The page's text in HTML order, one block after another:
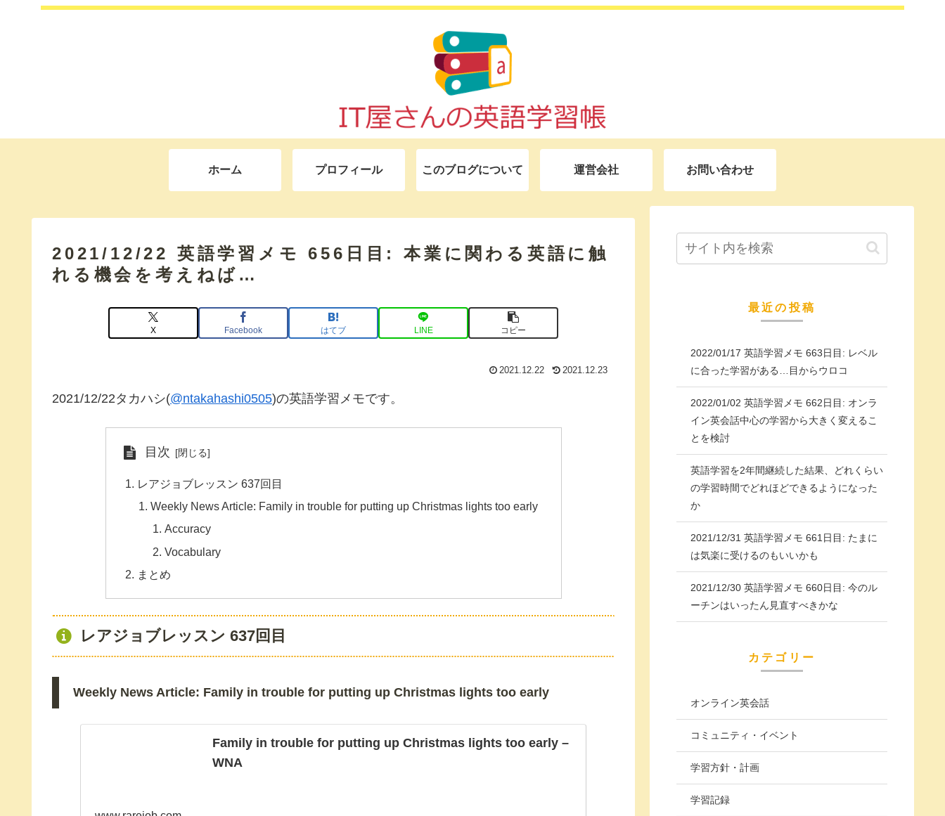
ホーム プロフィール このブログについて 運営会社 お問い合わせ
2021/12/22 英語学習メモ 656日目: 本業に関わる英語に触
れる機会を考えねば…
X Facebook はてブ LINE コピー
2021.12.22 2021.12.23
2021/12/22タカハシ(@ntakahashi0505)の英語学習メモです。
目次
レアジョブレッスン 637回目
Weekly News Article: Family in trouble for putting up Christmas lights too early
Accuracy
Vocabulary
まとめ
レアジョブレッスン 637回目
Weekly News Article: Family in trouble for putting up Christmas lights too early
Family in trouble for putting up Christmas lights too early –
WNA
最近の投稿
2022/01/17 英語学習メモ 663日目: レベル
に合った学習がある…目からウロコ
2022/01/02 英語学習メモ 662日目: オンラ
イン英会話中心の学習から大きく変えるこ
とを検討
英語学習を2年間継続した結果、どれくらい
の学習時間でどれほどできるようになった
か
2021/12/31 英語学習メモ 661日目: たまに
は気楽に受けるのもいいかも
2021/12/30 英語学習メモ 660日目: 今のル
ーチンはいったん見直すべきかな
カテゴリー
オンライン英会話
コミュニティ・イベント
学習方針・計画
学習記録